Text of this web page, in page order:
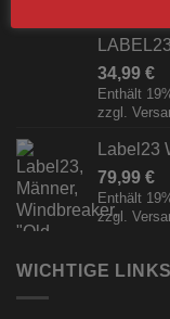
34,99 €
Enthält
zzgl.
Label23
79,99 €
Enthält
zzgl.
WICHTIGE LINKS